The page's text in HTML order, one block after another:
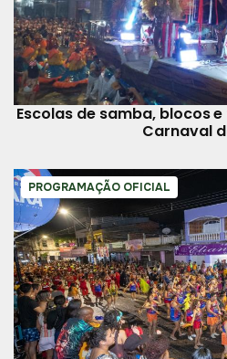
Escolas de samba, blocos
Carnaval
PROGRAMAÇÃO OFICIAL